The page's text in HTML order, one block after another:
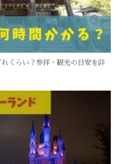
くらい？参拝・観光の目安を詳